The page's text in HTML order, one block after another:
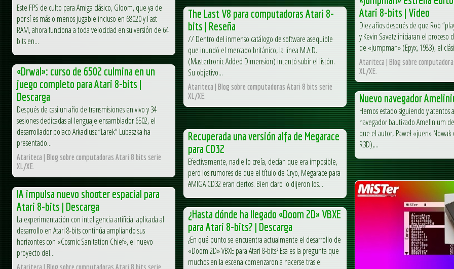
Este FPS de culto para Amiga clásico, Gloom, que ya de
por sí es más o menos jugable incluso en 68020 y Fast
RAM, ahora funciona a toda velocidad en su versión de 64
bits en...
Atari 8-bits | Video
Diez años después de que Rob
y Kevin Savetz iniciaran el proceso
de «Jumpman» (Epyx, 1983), el
Atariteca | Blog sobre
XL/XE.
The Last V8 para computadoras Atari 8-
bits | Reseña
// Dentro del inmenso catálogo de software asequible
que inundó el mercado británico, la línea M.A.D.
(Mastertronic Added Dimension) intentó subir el listón.
Su objetivo...
Atariteca | Blog sobre computadoras Atari 8 bits serie
XL/XE.
«Drwal»: curso de 6502 culmina en un
juego completo para Atari 8-bits |
Descarga
Después de casi un año de transmisiones en vivo y 34
sesiones dedicadas al lenguaje ensamblador 6502, el
desarrollador polaco Arkadiusz “Larek” Lubaszka ha
presentado...
Atariteca | Blog sobre computadoras Atari 8 bits serie
XL/XE.
Nuevo navegador
Hemos estado siguiendo y atentos
navegador bautizado Amelinium
que el autor, Paweł «juen»
R3D),...
Recuperada una versión alfa de Megarace
para CD32
Efectivamente, nadie lo creía, decían que era imposible,
pero los rumores de que el título de Cryo, Megarace para
AMIGA CD32 eran ciertos. Bien claro lo dijeron los...
IA impulsa nuevo shooter espacial para
Atari 8-bits | Descarga
La experimentación con inteligencia artificial aplicada al
desarrollo en Atari 8-bits continúa ampliando sus
horizontes con «Cosmic Sanitation Chief», el nuevo
proyecto del...
Atariteca | Blog sobre computadoras Atari 8 bits serie
¿Hasta dónde ha llegado «Doom 2D» VBXE
para Atari 8-bits? | Descarga
¿En qué punto se encuentra actualmente el desarrollo de
«Doom 2D» VBXE para Atari 8-bits? Esa es la pregunta que
muchos en la escena comenzaron a hacerse tras el